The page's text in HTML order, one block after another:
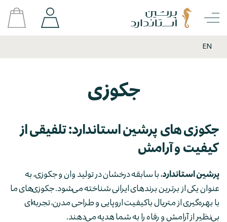
EN
جکوزی
جکوزی های پرشین استاندارد: تلفیقی از
کیفیت و آرامش
پرشین استاندارد، با سابقه درخشان در تولید وان و جکوزی، به
عنوان یکی از برترین برندهای ایرانی شناخته می‌شود. جکوزی‌های ما
با بهره‌گیری از متریال باکیفیت اروپایی و طراحی مدرن، تجربه‌ای
بی‌نظیر از آرامش و رفاه را به شما هدیه می‌دهند.